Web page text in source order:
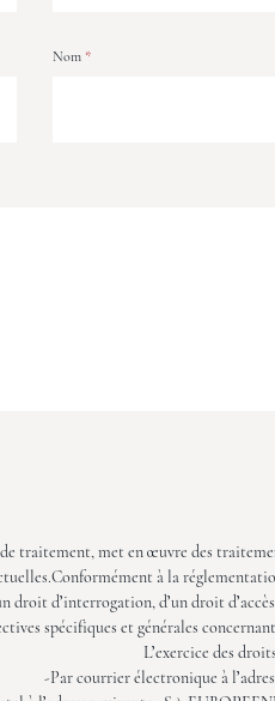
Nom *
traitement, met en œuvre des
à la
d’interrogation, d’un droit
spécifiques et générales
L’exercice des
-Par courrier électronique à